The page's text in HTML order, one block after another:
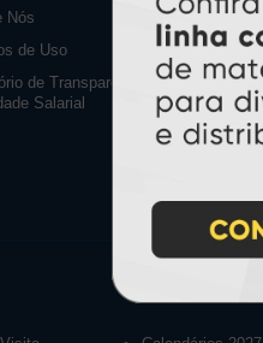
Nós
de Uso
de Transparência e
Salarial